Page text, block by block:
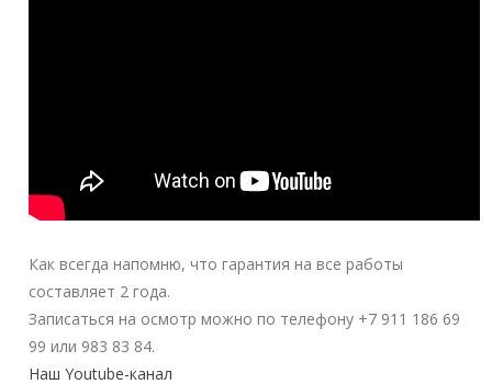
Как всегда напомню, что гарантия на все работы
составляет 2 года.
Записаться на осмотр можно по телефону +7 911 186 69
99 или 983 83 84.
Наш Youtube-канал